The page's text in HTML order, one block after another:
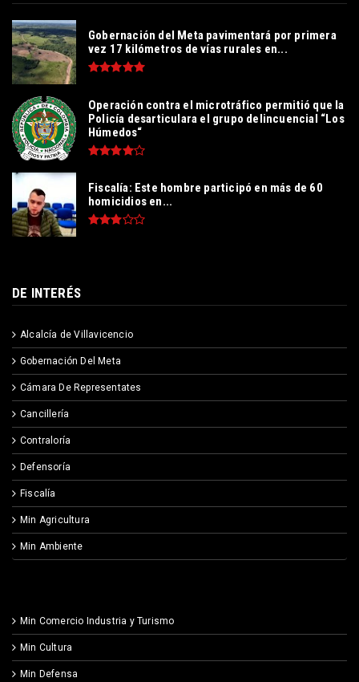
Gobernación del Meta pavimentará por primera
vez 17 kilómetros de vías rurales en...
Operación contra el microtráfico permitió que la
Policía desarticulara el grupo delincuencial “Los
Húmedos“
Fiscalía: Este hombre participó en más de 60
homicidios en...
DE INTERÉS
Alcalcía de Villavicencio
Gobernación Del Meta
Cámara De Representates
Cancillería
Contraloría
Defensoría
Fiscalía
Min Agricultura
Min Ambiente
Min Comercio Industria y Turismo
Min Cultura
Min Defensa